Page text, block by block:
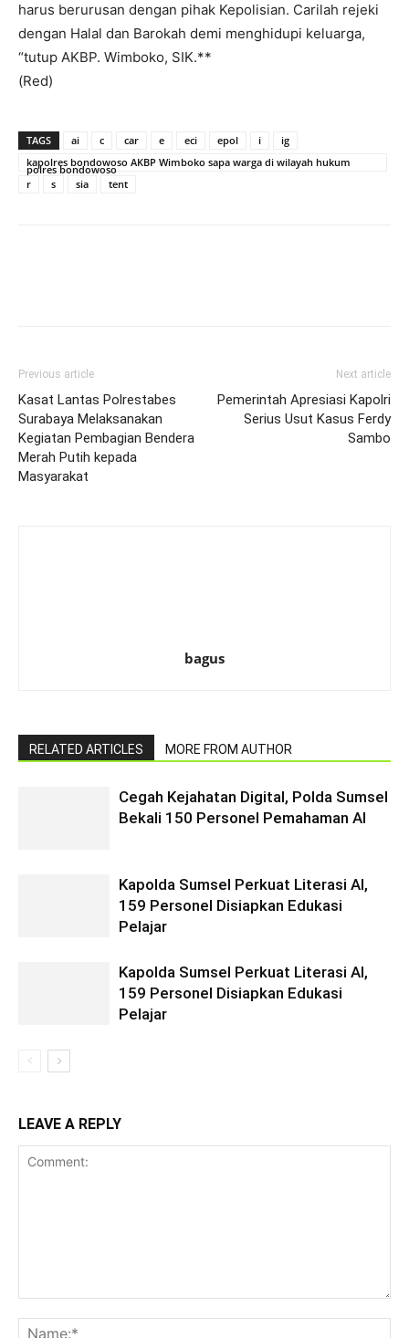
harus berurusan dengan pihak Kepolisian. Carilah rejeki
dengan Halal dan Barokah demi menghidupi keluarga,
“tutup AKBP. Wimboko, SIK.**
(Red)
TAGS ai c car e eci epol i
ig
kapolres bondowoso AKBP Wimboko sapa warga di wilayah hukum
polres bondowoso
r
s sia tent
Previous article
Kasat Lantas Polrestabes
Surabaya Melaksanakan
Kegiatan Pembagian Bendera
Merah Putih kepada
Masyarakat
Next article
Pemerintah Apresiasi Kapolri
Serius Usut Kasus Ferdy
Sambo
bagus
RELATED ARTICLES MORE FROM AUTHOR
Cegah Kejahatan Digital, Polda Sumsel
Bekali 150 Personel Pemahaman AI
Kapolda Sumsel Perkuat Literasi AI,
159 Personel Disiapkan Edukasi
Pelajar
Kapolda Sumsel Perkuat Literasi AI,
159 Personel Disiapkan Edukasi
Pelajar
LEAVE A REPLY